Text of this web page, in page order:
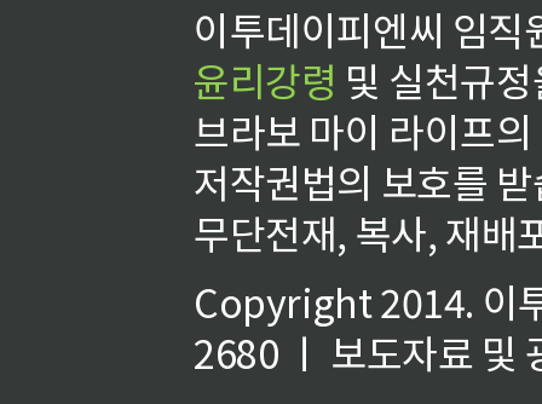
이투데이피엔씨 임
윤리강령 및 실천규
브라보 마이 라이프
저작권법의 보호를
무단전재, 복사, 재배
Copyright 2014. 이
2680 ㅣ 보도자료